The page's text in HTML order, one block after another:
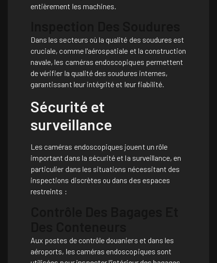
entièrement les machines.
Dans les secteurs où la qualité des soudures est
cruciale, comme l'aérospatiale et la construction
navale, les caméras endoscopiques permettent
de vérifier la qualité des soudures internes,
garantissant leur intégrité et leur fiabilité.
Sécurité et
surveillance
Les caméras endoscopiques jouent un rôle
important dans la sécurité et la surveillance, en
particulier dans les situations nécessitant des
inspections discrètes ou dans des espaces
restreints :
Aux postes de contrôle douaniers et dans les
aéroports, les caméras endoscopiques sont